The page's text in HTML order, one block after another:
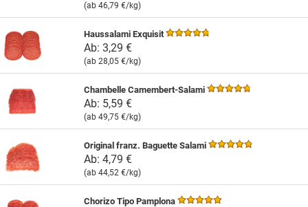
(ab 46,79 €/kg)
Haussalami Exquisit
Ab: 3,29 €
(ab 28,05 €/kg)
Chambelle Camembert-Salami
Ab: 5,59 €
(ab 49,75 €/kg)
Original franz. Baguette Salami
Ab: 4,79 €
(ab 44,52 €/kg)
Chorizo Tipo Pamplona